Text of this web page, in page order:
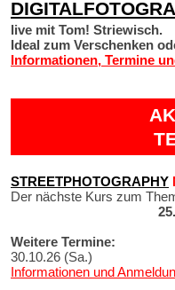
live mit Tom! Striewisch.
Ideal zum Verschenken
Informationen, Termine
STREETPHOTOGRAPHY
Der nächste Kurs zum
Weitere Termine:
30.10.26 (Sa.)
Informationen und